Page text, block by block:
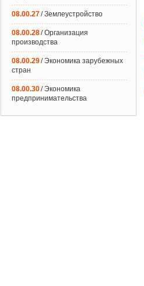
08.00.27/ Землеустройство
08.00.28/ Организация
производства
08.00.29/ Экономика зарубежных
стран
08.00.30/ Экономика
предпринимательства